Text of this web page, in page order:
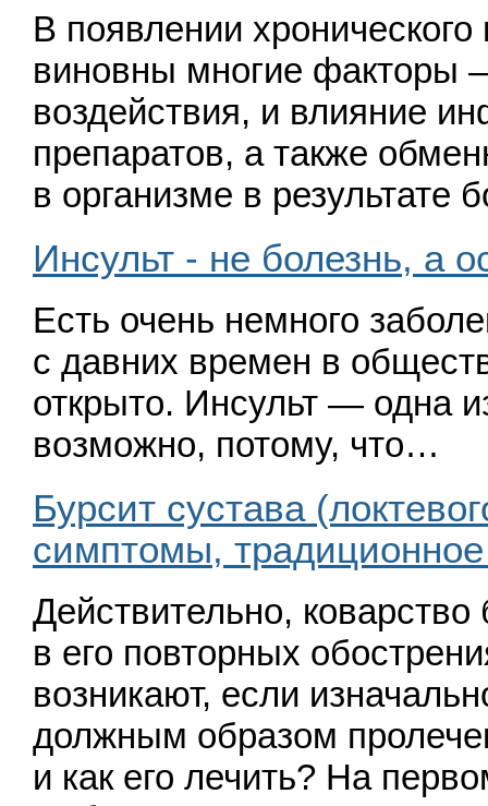
В появлении хронического
виновны многие факторы
воздействия, и влияние
препаратов, а также
в организме в результате
Инсульт - не болезнь, а
Есть очень немного
с давних времен в
открыто. Инсульт — одна
возможно, потому, что…
Бурсит сустава
симптомы,
Действительно,
в его повторных
возникают, если
должным образом
и как его лечить? На